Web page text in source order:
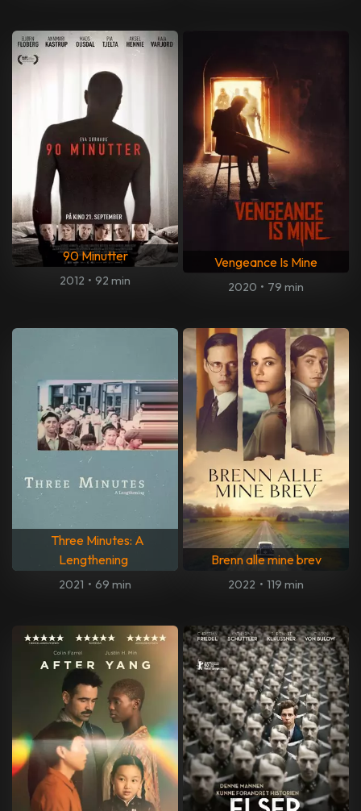
90 Minutter
2012 • 92 min
Vengeance Is Mine
2020 • 79 min
Three Minutes: A
Lengthening
2021 • 69 min
Brenn alle mine brev
2022 • 119 min